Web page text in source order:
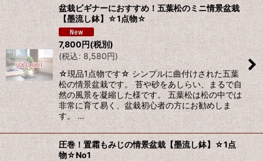
盆栽ビギナーにおすすめ！五葉松のミニ情景盆栽
【墨流し鉢】☆1点物☆
7,800円(税別)
(税込: 8,580円)
☆現品1点物です☆ シンプルに曲付けされた五葉
松の情景盆栽です。 苔や砂をあしらい、まるで自
然の風景を凝縮した様です。 五葉松は松の中では
非常に育て易く、盆栽初心者の方にお勧めしま
す。 …
圧巻！置霜もみじの情景盆栽【墨流し鉢】☆1点
物☆No1